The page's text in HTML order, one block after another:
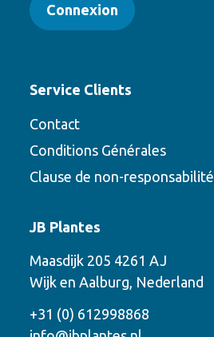
options suivantes
Connexion
Service Clients
Contact
Conditions Générales
Clause de non-responsabilité
JB Plantes
Maasdijk 205 4261 AJ
Wijk en Aalburg, Nederland
+31 (0) 612998868